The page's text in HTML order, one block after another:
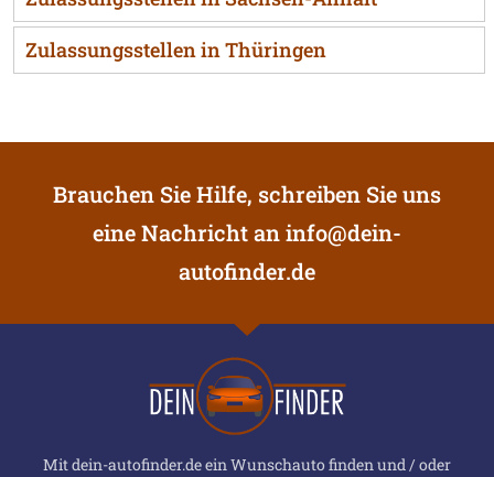
Zulassungsstellen in Thüringen
Brauchen Sie Hilfe, schreiben Sie uns
eine Nachricht aninfo@dein-
autofinder.de
Mit dein-autofinder.de ein Wunschauto finden und / oder